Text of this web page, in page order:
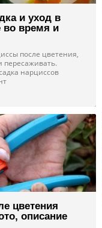
и уход в
во время и
после цветения,
пересаживать.
нарциссов
цветения
описание